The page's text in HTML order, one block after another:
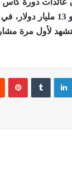
دورة كأس
سنوات قد تصل إلى نحو
مرة مشاركة 48
لينكدإن بينتيريست